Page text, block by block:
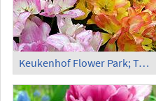
Keukenhof Flower Park; Tulips (14)